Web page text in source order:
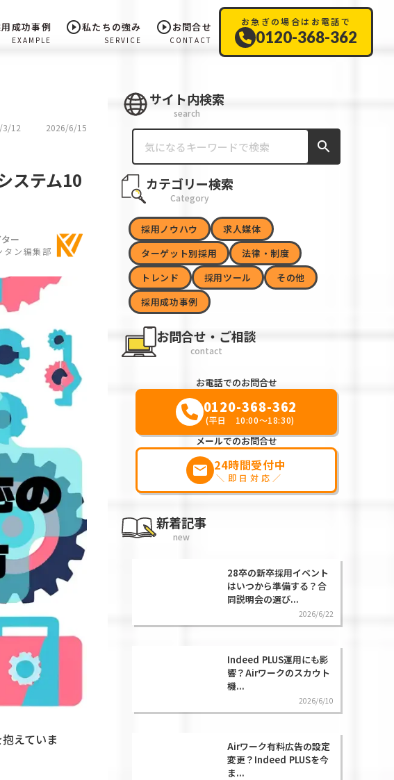
成功事例
EXAMPLE
play_circle_outline私たちの強み
SERVICE
play_circle_outlineお問合せ
CONTACT
お急ぎの場合はお電話で
0120-368-362
3/12
2026/6/15
ステム10
ー
タン編集部
えていま
サイト内検索
search
search
カテゴリー検索
Category
採用ノウハウ
求人媒体
ターゲット別採用
法律・制度
トレンド
採用ツール
その他
採用成功事例
お問合せ・ご相談
contact
お電話でのお問合せ
0120-368-362
(平日 10:00～18:30)
メールでのお問合せ
markunread 24時間受付中
＼即日対応／
新着記事
new
28卒の新卒採用イベント
はいつから準備する？合
同説明会の選び...
2026/6/22
Indeed PLUS運用にも影
響？Airワークのスカウト
機...
2026/6/10
Airワーク有料広告の設定
変更？Indeed PLUSを今
ま...